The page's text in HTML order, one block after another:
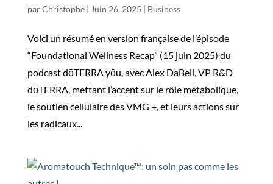
parChristophe| Juin 26, 2025 | Business
Voici un résumé en version française de l’épisode
“Foundational Wellness Recap” (15 juin 2025) du
podcast dōTERRA yōu, avec Alex DaBell, VP R&D
dōTERRA, mettant l’accent sur le rôle métabolique,
le soutien cellulaire des VMG +, et leurs actions sur
les radicaux...